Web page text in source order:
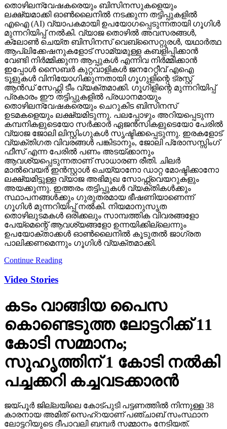
തൊഴിലന്വേഷകരെയും ബിസിനസുകളെയും
ലക്ഷ്യമാക്കി ഓണ്‍ലൈനില്‍ നടക്കുന്ന തട്ടിപ്പുകളില്‍
എഐ (AI) വ്യാപകമായി ഉപയോഗപ്പെടുന്നതായി ഗൂഗിള്‍
മുന്നറിയിപ്പ് നല്‍കി. വ്യാജ തൊഴില്‍ അവസരങ്ങള്‍,
ക്ലോണ്‍ ചെയ്ത ബിസിനസ് വെബ്‌സൈറ്റുരള്‍, യഥാര്‍ത്ഥ
ആപ്ലിക്കേഷനുകളോട് സാമ്യമുള്ള കബളിപ്പിക്കാന്‍
വേണ്ടി നിര്‍മ്മിക്കുന്ന ആപ്പുകള്‍ എന്നിവ നിര്‍മ്മിക്കാന്‍
ഇപ്പോള്‍ സൈബര്‍ കുറ്റവാളികള്‍ ജനറേറ്റീവ് എഐ
ടൂളുകള്‍ വിനിയോഗിക്കുന്നതായി ഗൂഗുളിന്റെ ട്രസ്റ്റ്
ആന്‍ഡ് സേഫ്റ്റി ടീം വ്യക്തമാക്കി. ഗൂഗിളിന്റെ മുന്നറിയിപ്പ്
പ്രകാരം ഈ തട്ടിപ്പുകളില്‍ പ്രധാനമായും
തൊഴിലന്വേഷകരെയും ചെറുകിട ബിസിനസ്
ഉടമകളെയും ലക്ഷ്യമിടുന്നു. പലപ്പോഴും അറിയപ്പെടുന്ന
കമ്പനികളുടെയോ സര്‍ക്കാര്‍ ഏജന്‍സികളുടെയോ പേരില്‍
വ്യാജ ജോലി ലിസ്റ്റിംഗുകള്‍ സൃഷ്ടിക്കപ്പെടുന്നു. ഇരകളോട്
വ്യക്തിഗത വിവരങ്ങള്‍ പങ്കിടാനും, ജോലി പ്രോസസ്സിംഗ്
ഫീസ് എന്ന പേരില്‍ പണം അടയ്ക്കാനും
ആവശ്യപ്പെടുന്നതാണ് സാധാരണ രീതി. ചിലര്‍
മാല്‍വെയര്‍ ഇന്‍സ്റ്റാള്‍ ചെയ്യാനോ ഡാറ്റ മോഷ്ടിക്കാനോ
ലക്ഷ്യമിട്ടുള്ള വ്യാജ അഭിമുഖ സോഫ്റ്റ്‌വെയറുകളും
അയക്കുന്നു. ഇത്തരം തട്ടിപ്പുകള്‍ വ്യക്തികള്‍ക്കും
സ്ഥാപനങ്ങള്‍ക്കും ഗുരുതരമായ ഭീഷണിയാണെന്ന്
ഗൂഗിള്‍ മുന്നറിയിപ്പ് നല്‍കി. നിയമാനുസൃത
തൊഴിലുടമകള്‍ ഒരിക്കലും സാമ്പത്തിക വിവരങ്ങളോ
പേയ്‌മെന്റെ് ആവശ്യങ്ങളോ ഉന്നയിക്കില്ലെന്നും
ഉപയോക്താക്കള്‍ ഓണ്‍ലൈനില്‍ കൂടുതല്‍ ജാഗ്രത
പാലിക്കണമെന്നും ഗൂഗിള്‍ വ്യക്തമാക്കി.
Continue Reading
Video Stories
കടം വാങ്ങിയ പൈസ
കൊണ്ടെടുത്ത ലോട്ടറിക്ക് 11
കോടി സമ്മാനം;
സുഹൃത്തിന് 1 കോടി നല്‍കി
പച്ചക്കറി കച്ചവടക്കാരന്‍
ജയ്പൂര്‍ ജില്ലയിലെ കോട്പുടി പട്ടണത്തില്‍ നിന്നുള്ള 38
കാരനായ അമിത് സെഹ്‌റയാണ് പഞ്ചാബ് സംസ്ഥാന
ലോട്ടറിയുടെ ദീപാവലി ബമ്പര്‍ സമ്മാനം നേടിയത്.